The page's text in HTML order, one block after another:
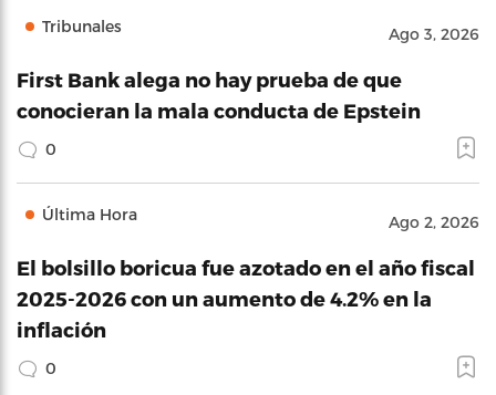
Tribunales Ago 3, 2026
First Bank alega no hay prueba de que
conocieran la mala conducta de Epstein
0
Última Hora Ago 2, 2026
El bolsillo boricua fue azotado en el año fiscal
2025-2026 con un aumento de 4.2% en la
inflación
0